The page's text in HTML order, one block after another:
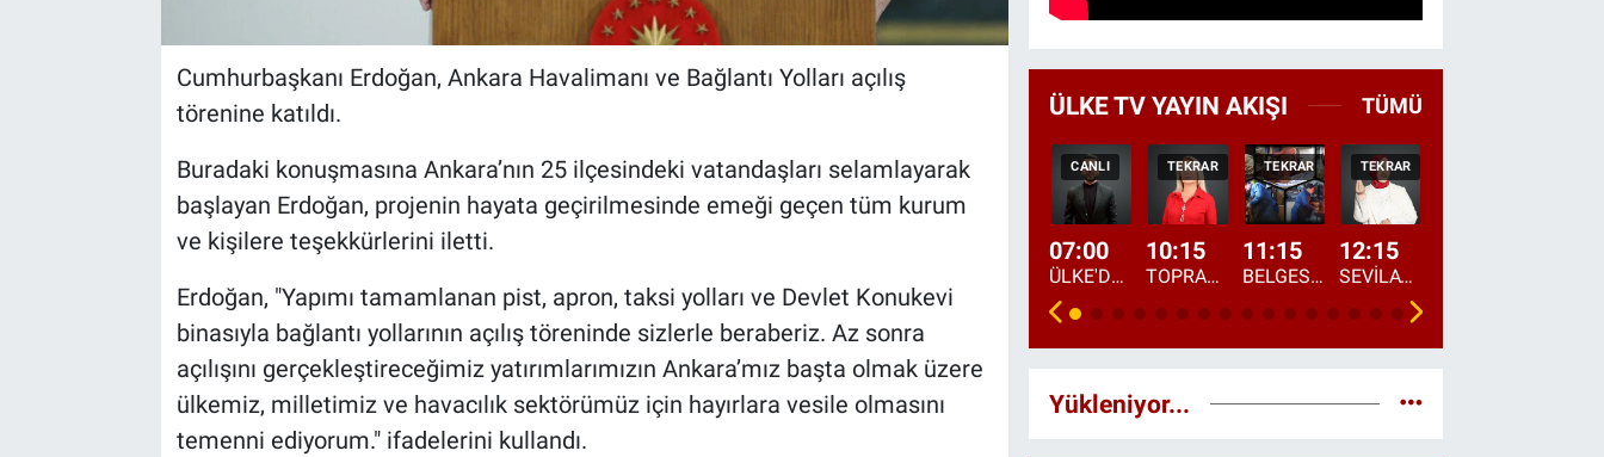
Cumhurbaşkanı Erdoğan, Ankara Havalimanı ve Bağlantı Yolları açılış
törenine katıldı.
Buradaki konuşmasına Ankara’nın 25 ilçesindeki vatandaşları selamlayarak
başlayan Erdoğan, projenin hayata geçirilmesinde emeği geçen tüm kurum
ve kişilere teşekkürlerini iletti.
Erdoğan, "Yapımı tamamlanan pist, apron, taksi yolları ve Devlet Konukevi
binasıyla bağlantı yollarının açılış töreninde sizlerle beraberiz. Az sonra
açılışını gerçekleştireceğimiz yatırımlarımızın Ankara’mız başta olmak üzere
ülkemiz, milletimiz ve havacılık sektörümüz için hayırlara vesile olmasını
temenni ediyorum." ifadelerini kullandı.
ÜLKE TV YAYIN AKIŞI TÜMÜ
CANLI
07:00
ÜLKE'DE BU SABAH
TEKRAR
10:15
TOPRAKTAN SOFRAYA
TEKRAR
11:15
BELGESEL: "ÜLKE'NİN ALIN TERİ"
TEKRAR
12:15
SEVİLAY SUNGUR İLE ELİMİN BEREKETİ
Yükleniyor...